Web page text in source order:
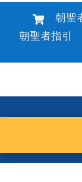
朝聖
朝聖者指引